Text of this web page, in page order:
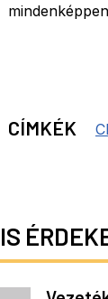
CÍMKÉK